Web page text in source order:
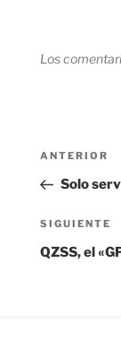
Los
entradas
Entrada
anterior:
ANTERIOR
Solo
Siguiente
entrada
SIGUIENTE
QZSS, el